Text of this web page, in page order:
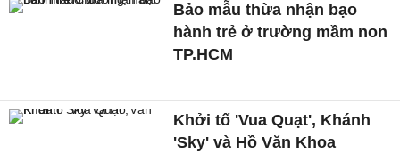
Bảo mẫu thừa nhận bạo
hành trẻ ở trường mầm non
TP.HCM
Khởi tố 'Vua Quạt', Khánh
'Sky' và Hồ Văn Khoa